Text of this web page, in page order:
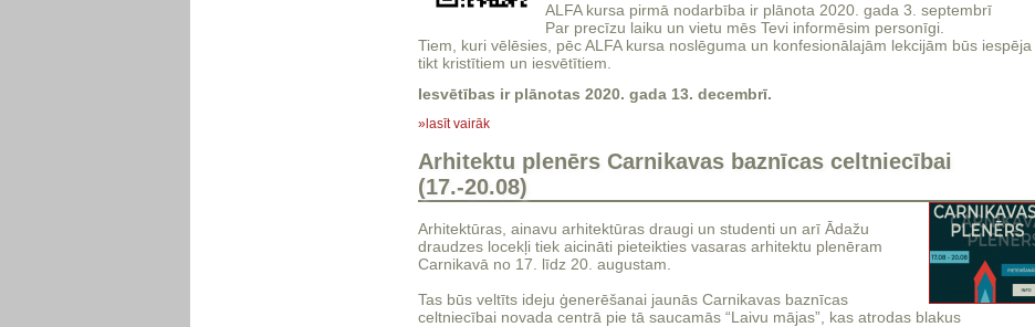
ALFA kursa pirmā nodarbība ir plānota 2020. gada 3. septembrī
Par precīzu laiku un vietu mēs Tevi informēsim personīgi.
Tiem, kuri vēlēsies, pēc ALFA kursa noslēguma un konfesionālajām lekcijām būs iespēja
tikt kristītiem un iesvētītiem.
Iesvētības ir plānotas 2020. gada 13. decembrī.
»lasīt vairāk
Arhitektu plenērs Carnikavas baznīcas celtniecībai
(17.-20.08)
Arhitektūras, ainavu arhitektūras draugi un studenti un arī Ādažu
draudzes locekļi tiek aicināti pieteikties vasaras arhitektu plenēram
Carnikavā no 17. līdz 20. augustam.
Tas būs veltīts ideju ģenerēšanai jaunās Carnikavas baznīcas
celtniecībai novada centrā pie tā saucamās “Laivu mājas”, kas atrodas blakus